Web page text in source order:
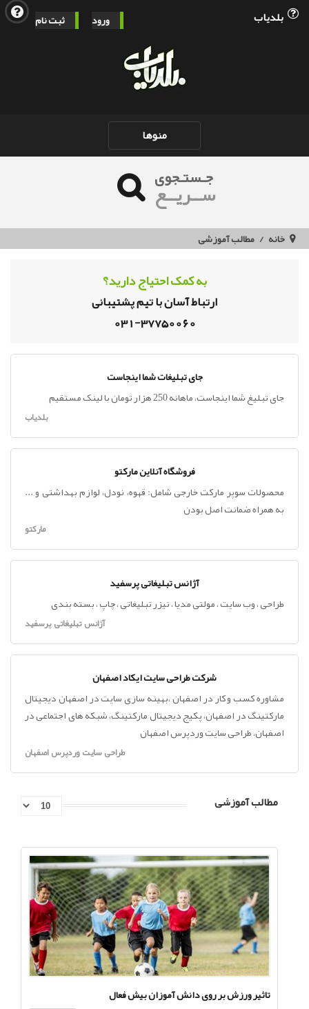
ورود ثبت نام بلدیاب
Toggle
navigation
منوها
جـستـجوی
ســریــع
خانه مطالب آموزشی
به کمک احتیاج دارید؟
ارتباط آسان با تیم پشتیبانی
031-37750060
جای تبلیغات شما اینجاست
جای تبلیغ شما اینجاست، ماهانه 250 هزار تومان با لینک مستقیم
بلدیاب
فروشگاه آنلاین مارکتو
محصولات سوپر مارکت خارجی شامل: قهوه، نودل، لوازم بهداشتی و ...
به همراه ضمانت اصل بودن
مارکتو
آژانس تبلیغاتی پرسفید
طراحی ، وب سایت ، مولتی مدیا ، تیزر تبلیغاتی ، چاپ ، بسته بندی
آژانس تبلیغاتی پرسفید
شرکت طراحی سایت ایکاد اصفهان
مشاوره کسب و کار در اصفهان ،بهینه سازی سایت در اصفهان دیجیتال
مارکتینگ در اصفهان، پکیج دیجیتال مارکتینگ، شبکه های اجتماعی در
اصفهان، طراحی سایت وردپرس اصفهان
طراحی سایت وردپرس اصفهان
مطالب آموزشی Count
per
page
تاثیر ورزش بر روی دانش آموزان بیش فعال